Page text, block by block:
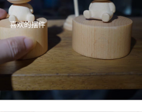
喜欢的摆件